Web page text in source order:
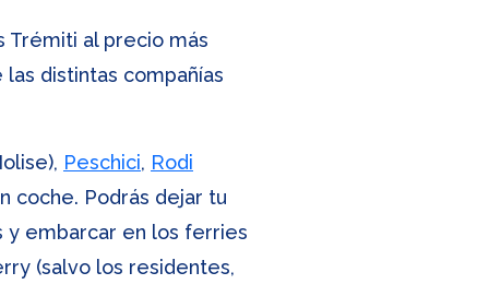
Trémiti al precio más
distintas compañías
Peschici, Rodi
coche. Podrás dejar tu
y embarcar en los ferries
(salvo los residentes,